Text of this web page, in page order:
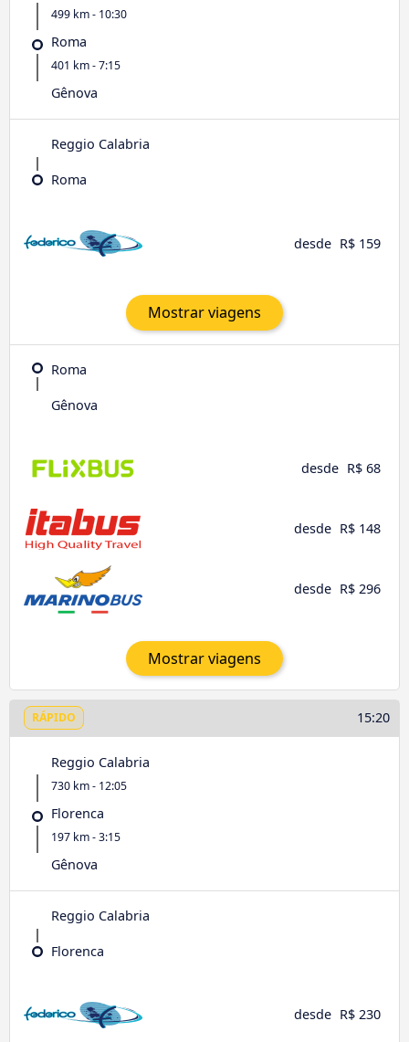
499 km - 10:30
Roma
401 km - 7:15
Gênova
Reggio Calabria
Roma
desde R$ 159
Mostrar viagens
Roma
Gênova
desde R$ 68
desde R$ 148
desde R$ 296
Mostrar viagens
RÁPIDO 15:20
Reggio Calabria
730 km - 12:05
Florenca
197 km - 3:15
Gênova
Reggio Calabria
Florenca
desde R$ 230